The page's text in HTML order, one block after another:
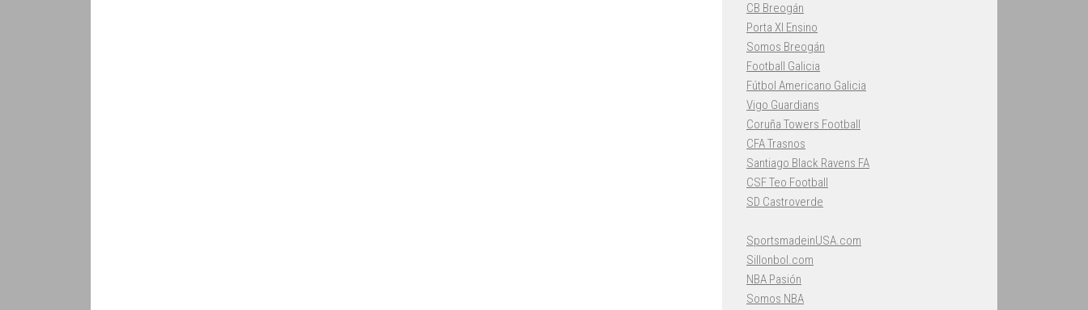
CB Breogán
Porta XI Ensino
Somos Breogán
Football Galicia
Fútbol Americano Galicia
Vigo Guardians
Coruña Towers Football
CFA Trasnos
Santiago Black Ravens FA
CSF Teo Football
SD Castroverde
SportsmadeinUSA.com
Sillonbol.com
NBA Pasión
Somos NBA